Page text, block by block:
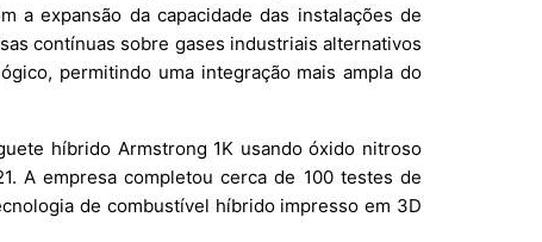
a expansão da capacidade das instalações de
contínuas sobre gases industriais alternativos
permitindo uma integração mais ampla do
híbrido Armstrong 1K usando óxido nitroso
A empresa completou cerca de 100 testes de
de combustível híbrido impresso em 3D